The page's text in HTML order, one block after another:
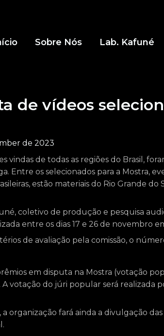
Sobre Nós Lab. Kafuné
de vídeos
de 2023
vindas de todas as regiões do Brasil,
Entre os selecionados para a Mostra,
estão materiais do Rio Grande
coletivo de produção e pesquisa
entre os dias 17 e 26 de novembro
de avaliação pela comissão, o
em disputa na Mostra (votação
A votação do júri popular será
organização fará ainda a divulgação